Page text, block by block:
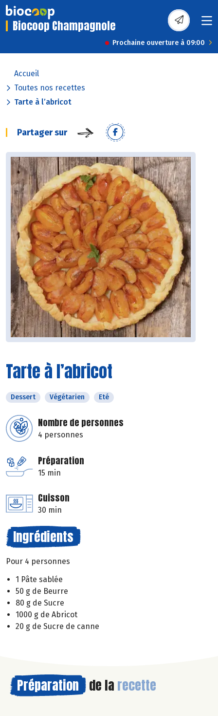
Biocoop Champagnole
Prochaine ouverture à 09:00
Accueil
Toutes nos recettes
Tarte à l’abricot
Partager sur
Tarte à l’abricot
Dessert Végétarien Eté
Nombre de personnes
4 personnes
Préparation
15 min
Cuisson
30 min
Ingrédients
Pour 4 personnes
1 Pâte sablée
50 g de Beurre
80 g de Sucre
1000 g de Abricot
20 g de Sucre de canne
Préparation de la recette